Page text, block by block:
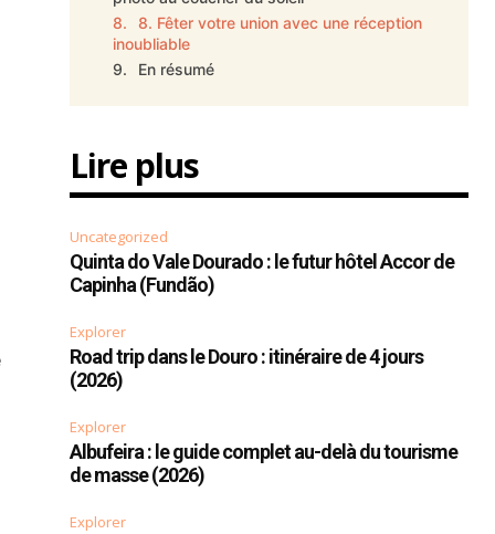
8. Fêter votre union avec une réception
inoubliable
En résumé
Lire plus
Uncategorized
Quinta do Vale Dourado : le futur hôtel Accor de
Capinha (Fundão)
Explorer
Road trip dans le Douro : itinéraire de 4 jours
(2026)
Explorer
Albufeira : le guide complet au-delà du tourisme
de masse (2026)
Explorer